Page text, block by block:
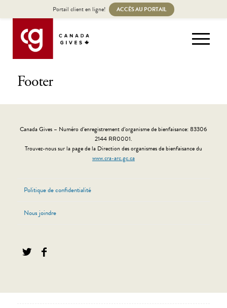
Footer
Canada Gives – Numéro d’enregistrement d’organisme de bienfaisance: 83306
2144 RR0001.
Trouvez-nous sur la page de la Direction des organismes de bienfaisance du
www.cra-arc.gc.ca
Politique de confidentialité
Nous joindre
Portail client en ligne! ACCÈS AU PORTAIL